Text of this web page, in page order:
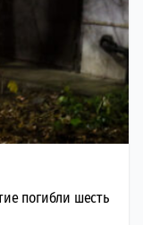
погибли шесть